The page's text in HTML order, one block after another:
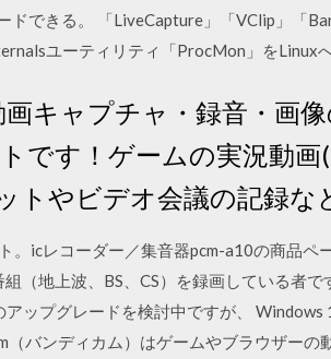
できる。 「LiveCapture」「VClip」「
ユーティリティ「ProcMon」をLinux
キャプチャ・録音・画
です！ゲームの実況動
トやビデオ会議の記録な
。icレコーダー／集音器pcm-a10の商品ペ
（地上波、BS、CS）を録画している者
ップグレードを検討中ですが、
（バンディカム）はゲームやブラウザー